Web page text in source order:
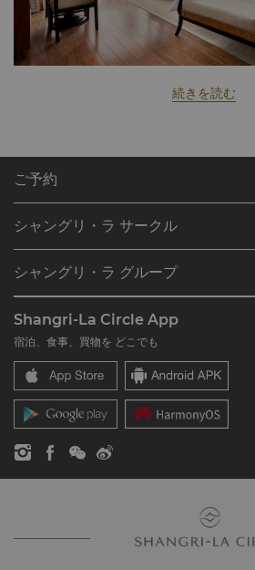
続きを読む
ご予約
ご予約の検索
レストラン＆バー
シャングリ・ラ サークル
シャングリ・ラ サークルに入会
よくあるお問合せや質問
SLCに関するお問い合わせ
シャングリ・ラ グループ
シャングリ・ラ ブランド
シャングリ・ラ センター
レジデンス
お問い合わせ
採用情報
企業の社会的責任
ニュース
Shangri-La Circle App
宿泊、食事、買物を どこでも